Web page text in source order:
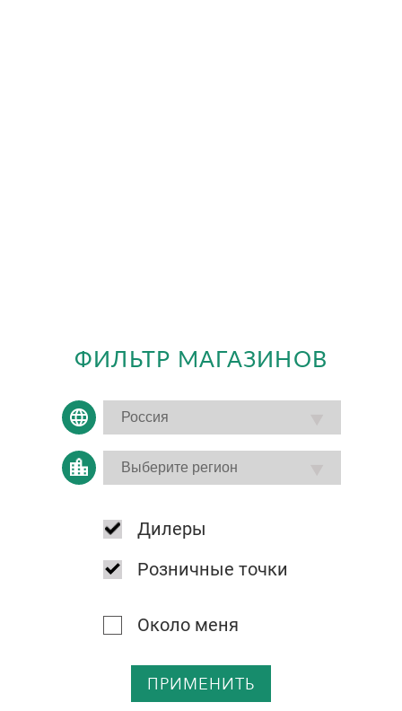
ФИЛЬТР МАГАЗИНОВ
Дилеры
Розничные точки
Около меня
ПРИМЕНИТЬ